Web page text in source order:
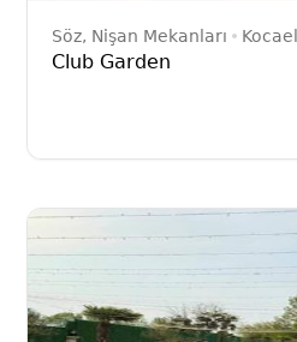
Söz, Nişan Mekanları
Club Garden